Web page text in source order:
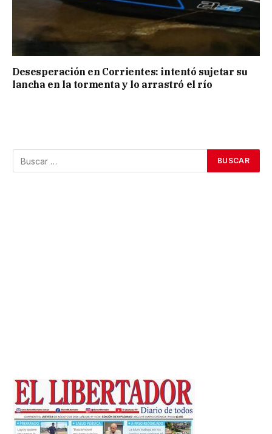
Desesperación en Corrientes: intentó sujetar su
lancha en la tormenta y lo arrastró el río